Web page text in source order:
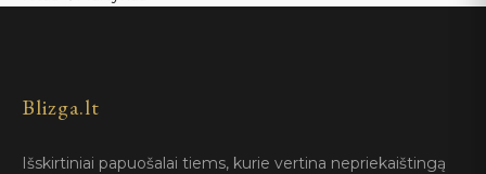
Blizga.lt
Išskirtiniai papuošalai tiems, kurie vertina nepriekaištingą